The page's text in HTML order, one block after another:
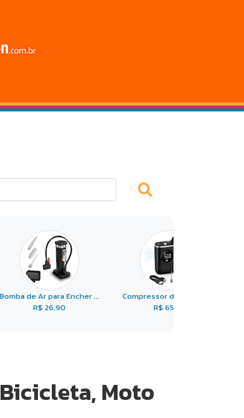
Bomba de Ar para Encher ...
R$ 26,90
Compressor de Ar Portá ...
R$ 65,90
Moto